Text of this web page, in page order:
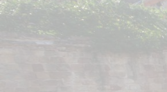
Panneau de gestion des cookies